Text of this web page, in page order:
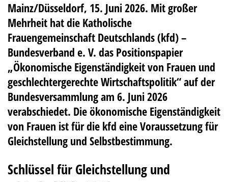
Mainz/Düsseldorf, 15. Juni 2026. Mit großer
Mehrheit hat die Katholische
Frauengemeinschaft Deutschlands (kfd) –
Bundesverband e. V. das Positionspapier
„Ökonomische Eigenständigkeit von Frauen und
geschlechtergerechte Wirtschaftspolitik“ auf der
Bundesversammlung am 6. Juni 2026
verabschiedet. Die ökonomische Eigenständigkeit
von Frauen ist für die kfd eine Voraussetzung für
Gleichstellung und Selbstbestimmung.
Schlüssel für Gleichstellung und